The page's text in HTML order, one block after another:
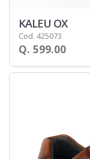
KALEU OX
Cod. 425073
Q. 599.00